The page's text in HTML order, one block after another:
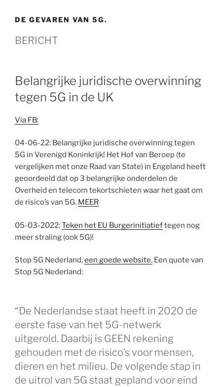
DE GEVAREN VAN 5G.
BERICHT
Belangrijke juridische overwinning
tegen 5G in de UK
Via FB:
04-06-22: Belangrijke juridische overwinning tegen
5G in Verenigd Koninkrijk! Het Hof van Beroep (te
vergelijken met onze Raad van State) in Engeland heeft
geoordeeld dat op 3 belangrijke onderdelen de
Overheid en telecom tekortschieten waar het gaat om
de risico’s van 5G. MEER
05-03-2022:Teken het EU Burgerinitiatieftegen nog
meer straling (ook 5G)!
Stop 5G Nederland,een goede website. Een quote van
Stop 5G Nederland:
“De Nederlandse staat heeft in 2020 de
eerste fase van het 5G-netwerk
uitgerold. Daarbij is GEEN rekening
gehouden met de risico’s voor mensen,
dieren en het milieu. De volgende stap in
de uitrol van 5G staat gepland voor eind